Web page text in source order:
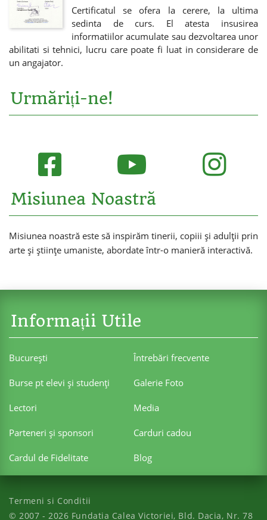
Certificatul se ofera la cerere, la ultima
sedinta de curs. El atesta insusirea
informatiilor acumulate sau dezvoltarea unor
abilitati si tehnici, lucru care poate fi luat in considerare de
un angajator.
Urmăriți-ne!
Misiunea Noastră
Misiunea noastră este să inspirăm tinerii, copiii și adulții prin
arte și științe umaniste, abordate într-o manieră interactivă.
Informații Utile
Bucureşti Întrebări frecvente
Burse pt elevi şi studenţi Galerie Foto
Lectori Media
Parteneri şi sponsori Carduri cadou
Cardul de Fidelitate Blog
Termeni si Conditii
© 2007 - 2026 Fundatia Calea Victoriei, Bld. Dacia, Nr. 78